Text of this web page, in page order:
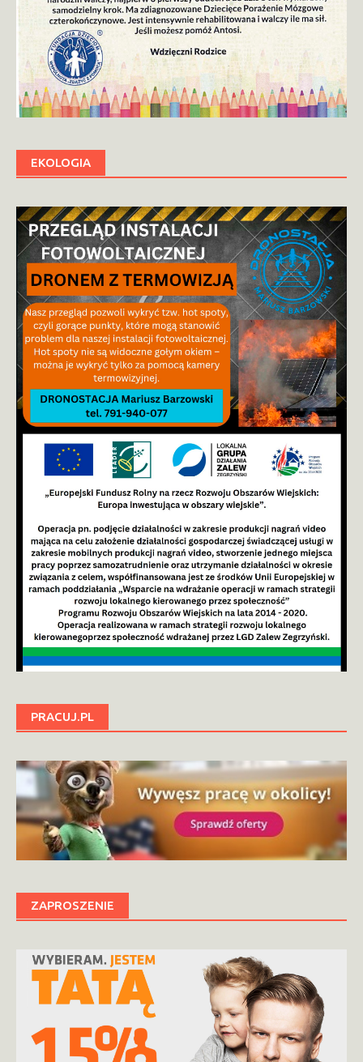
EKOLOGIA
PRACUJ.PL
ZAPROSZENIE